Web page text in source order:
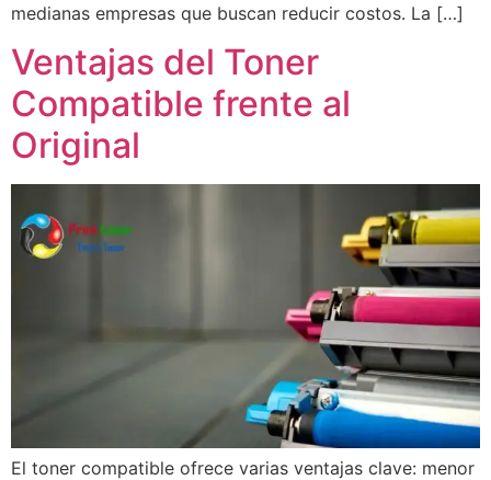
medianas empresas que buscan reducir costos. La […]
Ventajas del Toner
Compatible frente al
Original
El toner compatible ofrece varias ventajas clave: menor